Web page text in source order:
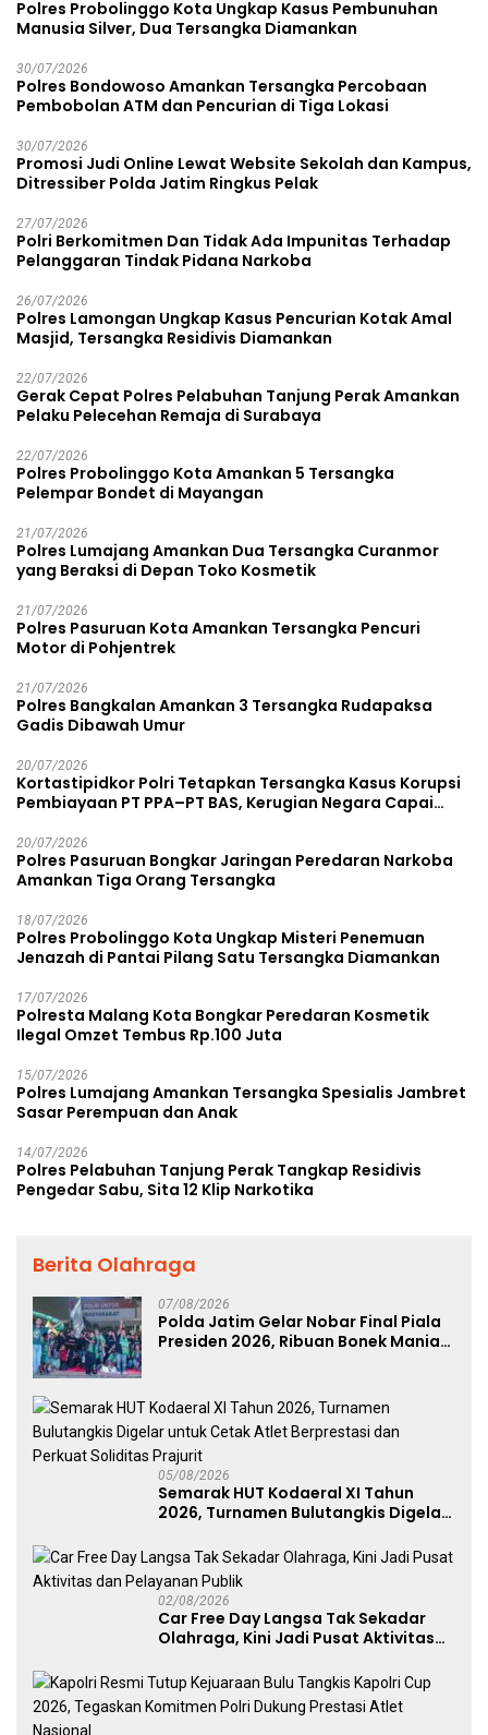
Polres Probolinggo Kota Ungkap Kasus Pembunuhan
Manusia Silver, Dua Tersangka Diamankan
30/07/2026
Polres Bondowoso Amankan Tersangka Percobaan
Pembobolan ATM dan Pencurian di Tiga Lokasi
30/07/2026
Promosi Judi Online Lewat Website Sekolah dan Kampus,
Ditressiber Polda Jatim Ringkus Pelak
27/07/2026
Polri Berkomitmen Dan Tidak Ada Impunitas Terhadap
Pelanggaran Tindak Pidana Narkoba
26/07/2026
Polres Lamongan Ungkap Kasus Pencurian Kotak Amal
Masjid, Tersangka Residivis Diamankan
22/07/2026
Gerak Cepat Polres Pelabuhan Tanjung Perak Amankan
Pelaku Pelecehan Remaja di Surabaya
22/07/2026
Polres Probolinggo Kota Amankan 5 Tersangka
Pelempar Bondet di Mayangan
21/07/2026
Polres Lumajang Amankan Dua Tersangka Curanmor
yang Beraksi di Depan Toko Kosmetik
21/07/2026
Polres Pasuruan Kota Amankan Tersangka Pencuri
Motor di Pohjentrek
21/07/2026
Polres Bangkalan Amankan 3 Tersangka Rudapaksa
Gadis Dibawah Umur
20/07/2026
Kortastipidkor Polri Tetapkan Tersangka Kasus Korupsi
Pembiayaan PT PPA–PT BAS, Kerugian Negara Capai
20/07/2026
Polres Pasuruan Bongkar Jaringan Peredaran Narkoba
Amankan Tiga Orang Tersangka
18/07/2026
Polres Probolinggo Kota Ungkap Misteri Penemuan
Jenazah di Pantai Pilang Satu Tersangka Diamankan
17/07/2026
Polresta Malang Kota Bongkar Peredaran Kosmetik
Ilegal Omzet Tembus Rp.100 Juta
15/07/2026
Polres Lumajang Amankan Tersangka Spesialis Jambret
Sasar Perempuan dan Anak
14/07/2026
Polres Pelabuhan Tanjung Perak Tangkap Residivis
Pengedar Sabu, Sita 12 Klip Narkotika
Berita Olahraga
07/08/2026
Polda Jatim Gelar Nobar Final Piala
Presiden 2026, Ribuan Bonek Mania
05/08/2026
Semarak HUT Kodaeral XI Tahun
2026, Turnamen Bulutangkis Digelar
Perkuat Soliditas Prajurit
02/08/2026
Car Free Day Langsa Tak Sekadar
Olahraga, Kini Jadi Pusat Aktivitas